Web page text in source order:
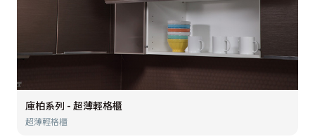
庫柏系列 - 超薄輕格櫃
超薄輕格櫃